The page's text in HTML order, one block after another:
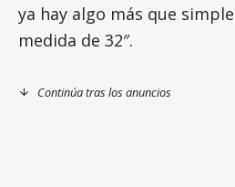
ya hay algo más que
medida de 32″.
Continúa tras los anuncios